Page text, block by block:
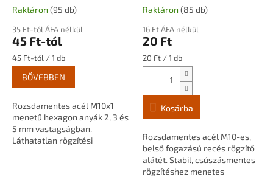
Raktáron (95 db)
35 Ft-tól ÁFA nélkül
45 Ft-tól
Egységár:
45 Ft-tól / 1 db
BŐVEBBEN
Rozsdamentes acél M10x1
menetű hexagon anyák 2, 3 és
5 mm vastagságban.
Láthatatlan rögzítési
Raktáron (85 db)
16 Ft ÁFA nélkül
20 Ft
Egységár:
20 Ft / 1 db
Kosárba
Rozsdamentes acél M10-es,
belső fogazású recés rögzítő
alátét. Stabil, csúszásmentes
rögzítéshez menetes